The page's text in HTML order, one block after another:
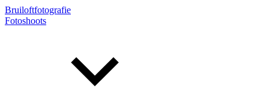
Bruiloftfotografie
Fotoshoots